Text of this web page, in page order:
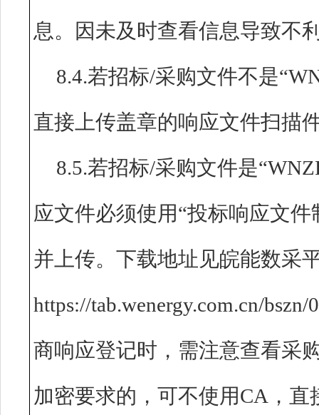
息。因未及时查看信息导致不
8.4.若招标/采购文件不是
直接上传盖章的响应文件扫描
8.5.若招标/采购文件是
应文件必须使用“投标响应文
并上传。下载地址见皖能数采
https://tab.wenergy.com.cn/
商响应登记时，需注意查看采
加密要求的，可不使用CA，